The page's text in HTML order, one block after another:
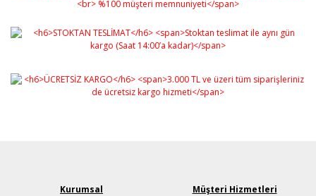
Kurumsal
Müşteri Hizmetleri